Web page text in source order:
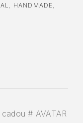
, HANDMADE,
# AVATAR